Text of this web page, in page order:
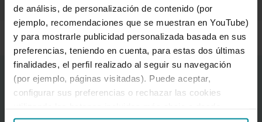
de análisis, de personalización de contenido (por
ejemplo, recomendaciones que se muestran en YouTube)
y para mostrarle publicidad personalizada basada en sus
preferencias, teniendo en cuenta, para estas dos últimas
finalidades, el perfil realizado al seguir su navegación
(por ejemplo, páginas visitadas). Puede aceptar,
configurar sus preferencias o rechazar las cookies
Consulta las bases de la
Promo Nómina